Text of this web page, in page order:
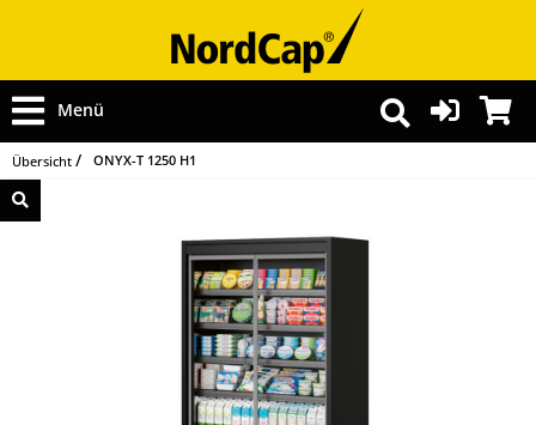
Menü
Übersicht ONYX-T 1250 H1